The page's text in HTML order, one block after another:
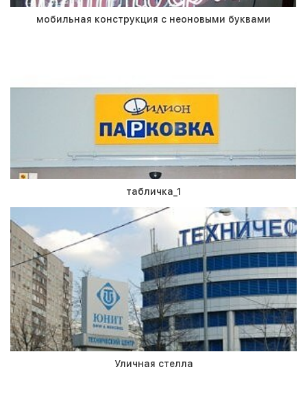
мобильная конструкция с неоновыми буквами
табличка_1
Уличная стелла